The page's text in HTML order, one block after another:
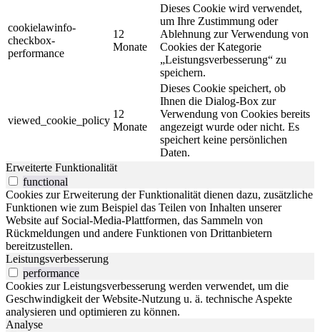
cookielawinfo-
checkbox-
performance
12
Monate
Dieses Cookie wird verwendet,
um Ihre Zustimmung oder
Ablehnung zur Verwendung von
Cookies der Kategorie
„Leistungsverbesserung“ zu
speichern.
viewed_cookie_policy
12
Monate
Dieses Cookie speichert, ob
Ihnen die Dialog-Box zur
Verwendung von Cookies bereits
angezeigt wurde oder nicht. Es
speichert keine persönlichen
Daten.
Erweiterte Funktionalität
functional
Cookies zur Erweiterung der Funktionalität dienen dazu, zusätzliche
Funktionen wie zum Beispiel das Teilen von Inhalten unserer
Website auf Social-Media-Plattformen, das Sammeln von
Rückmeldungen und andere Funktionen von Drittanbietern
bereitzustellen.
Leistungsverbesserung
performance
Cookies zur Leistungsverbesserung werden verwendet, um die
Geschwindigkeit der Website-Nutzung u. ä. technische Aspekte
analysieren und optimieren zu können.
Analyse